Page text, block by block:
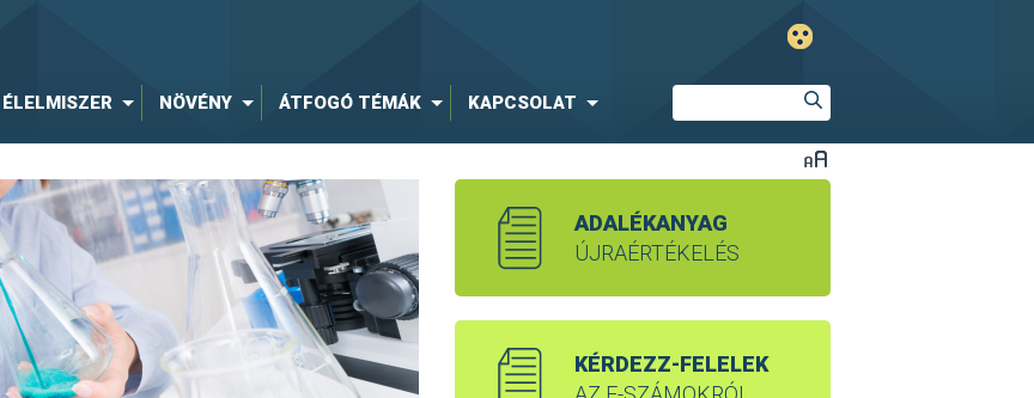
ÉLELMISZER NÖVÉNY ÁTFOGÓ TÉMÁK KAPCSOLAT
ADALÉKANYAG
ÚJRAÉRTÉKELÉS
KÉRDEZZ-FELELEK